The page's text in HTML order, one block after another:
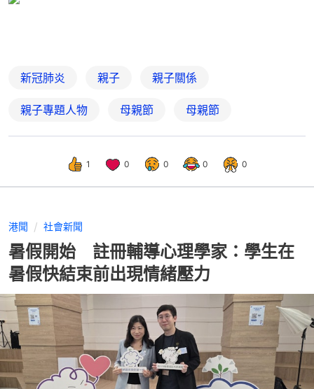
新冠肺炎 親子 親子關係
親子專題人物 母親節 母親節
1 0 0 0 0
港聞 社會新聞
暑假開始 註冊輔導心理學家：學生在
暑假快結束前出現情緒壓力